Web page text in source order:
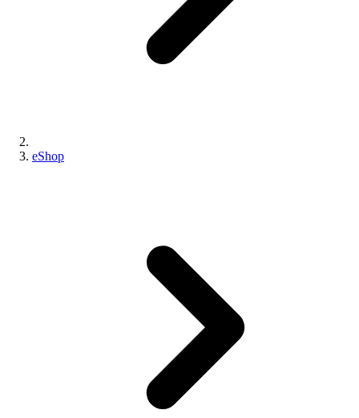
eShop